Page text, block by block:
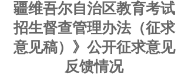
疆维吾尔自治区教育考试
招生督查管理办法（征求
意见稿）》公开征求意见
反馈情况